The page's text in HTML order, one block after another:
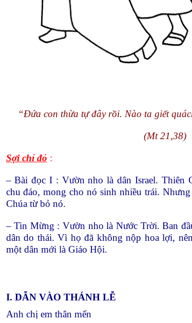
“Đứa con thừa tự đây rồi. Nào ta giết
(Mt 21,38)
Sợi chỉ đỏ :
– Bài đọc I : Vườn nho là dân Israel. Thiên
chu đáo, mong cho nó sinh nhiều trái.
Chúa từ bỏ nó.
– Tin Mừng : Vườn nho là Nước Trời. Ban
dân do thái. Vì họ đã không nộp hoa lợi,
một dân mới là Giáo Hội.
I. DẪN VÀO THÁNH LỄ
Anh chị em thân mến